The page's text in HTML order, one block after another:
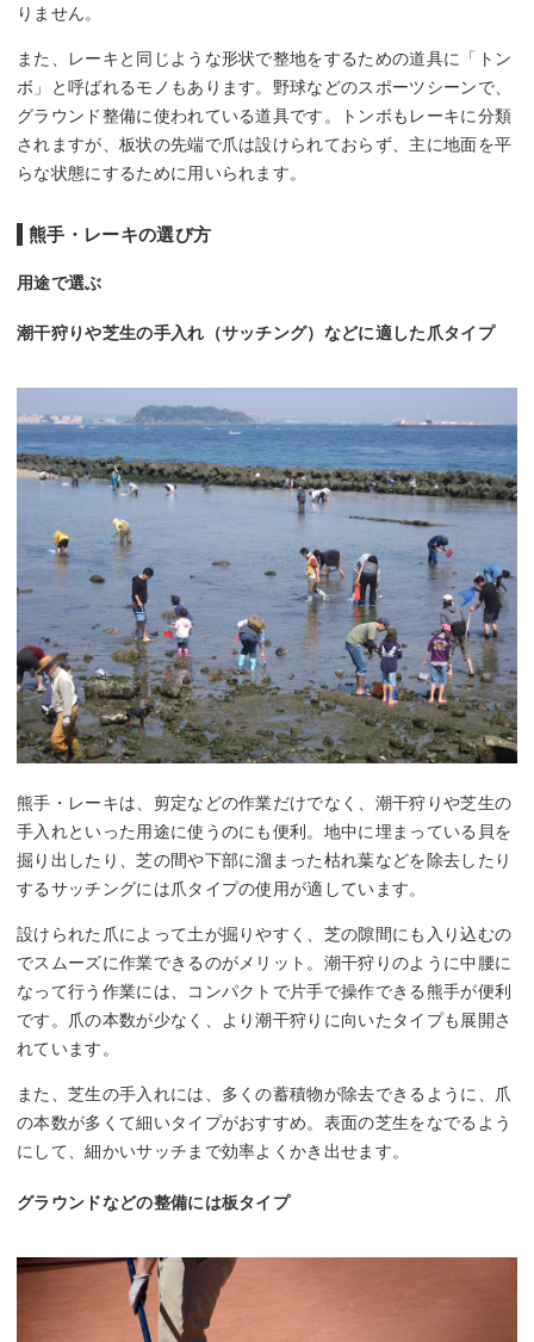
りません。
また、レーキと同じような形状で整地をするための道具に「トン
ボ」と呼ばれるモノもあります。野球などのスポーツシーンで、
グラウンド整備に使われている道具です。トンボもレーキに分類
されますが、板状の先端で爪は設けられておらず、主に地面を平
らな状態にするために用いられます。
熊手・レーキの選び方
用途で選ぶ
潮干狩りや芝生の手入れ（サッチング）などに適した爪タイプ
熊手・レーキは、剪定などの作業だけでなく、潮干狩りや芝生の
手入れといった用途に使うのにも便利。地中に埋まっている貝を
掘り出したり、芝の間や下部に溜まった枯れ葉などを除去したり
するサッチングには爪タイプの使用が適しています。
設けられた爪によって土が掘りやすく、芝の隙間にも入り込むの
でスムーズに作業できるのがメリット。潮干狩りのように中腰に
なって行う作業には、コンパクトで片手で操作できる熊手が便利
です。爪の本数が少なく、より潮干狩りに向いたタイプも展開さ
れています。
また、芝生の手入れには、多くの蓄積物が除去できるように、爪
の本数が多くて細いタイプがおすすめ。表面の芝生をなでるよう
にして、細かいサッチまで効率よくかき出せます。
グラウンドなどの整備には板タイプ